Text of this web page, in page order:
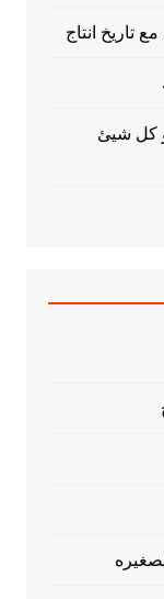
تاريخ انتاج
و كل شيئ